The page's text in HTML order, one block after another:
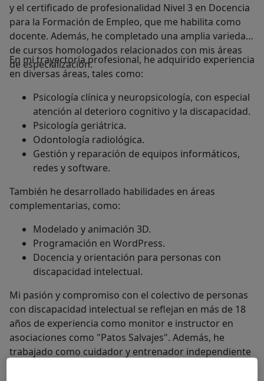
y el certificado de profesionalidad Nivel 3 en Docencia
para la Formación de Empleo, que me habilita como
docente. Además, he completado una amplia variedad
de cursos homologados relacionados con mis áreas
de especialización.
En mi trayectoria profesional, he adquirido experiencia
en diversas áreas, tales como:
Psicología clínica y neuropsicología, con especial
atención al deterioro cognitivo y la discapacidad.
Psicología geriátrica.
Odontología radiológica.
Gestión y reparación de equipos informáticos,
redes y software.
También he desarrollado habilidades en áreas
complementarias, como:
Modelado y animación 3D.
Programación en WordPress.
Docencia y orientación para personas con
discapacidad intelectual.
Mi pasión y compromiso con el colectivo de personas
con discapacidad intelectual se reflejan en más de 18
años de experiencia como monitor e instructor en
asociaciones como "Patos Salvajes". Además, he
trabajado como cuidador y entrenador independiente